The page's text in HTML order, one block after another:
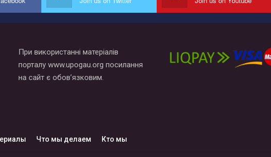
При використанні матеріалів
порталу www.upogau.org посилання
на сайт є обов’язковим.
Что мы делаем Кто мы